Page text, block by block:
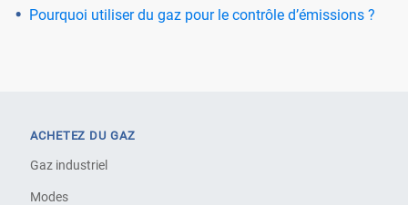
Pourquoi utiliser du gaz pour le contrôle d’émissions ?
ACHETEZ DU GAZ
Gaz industriel
Modes